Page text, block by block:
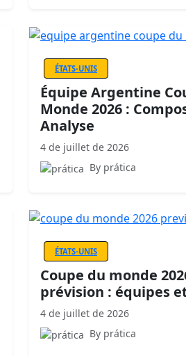
ÉTATS-UNIS
Équipe Argentine
Monde 2026 :
Analyse
4 de juillet de 2026
By prática
ÉTATS-UNIS
Coupe du monde
prévision : équipes
4 de juillet de 2026
By prática